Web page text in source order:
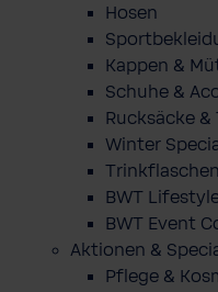
Hosen
Kappen &
Schuhe &
Rucksäcke &
Winter
Trinkflaschen
BWT
BWT Event
Aktionen &
Pflege &